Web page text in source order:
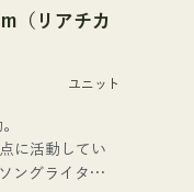
】
日に新曲「世
」をリリー
トとしても活
有名なオーデ
ト」で日本人
のゴールデン
し、その後ス
（リアチカ
ユニット
に活動してい
ングライター